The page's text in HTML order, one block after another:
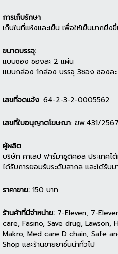
การเก็บรักษา
เก็บในที่แห้งและเย็น เพื่อให้เย็นมากยิ่
ขนาดบรรจุ:
แบบซอง ซองละ 2 แผ่น
แบบกล่อง 1กล่อง บรรจุ 3ซอง ซองล
เลขที่จดแจ้ง: 64-2-3-2-0005562
เลขที่ใบอนุญาตโฆษณา: ฆพ.431/2567
ผู้ผลิต
บริษัท คาเลป ฟาร์มาซูติคอล ประเทศ
ได้รับการยอมรับระดับสากล และได้รับ
ราคาขาย:150 บาท
ร้านค้าที่มีจำหน่าย: 7-Eleven, 7-
care, Fasino, Save drug, Lawson,
Makro, Med care D chain, Safe
Shop และร้านขายยาชั้นนำทั่วไป